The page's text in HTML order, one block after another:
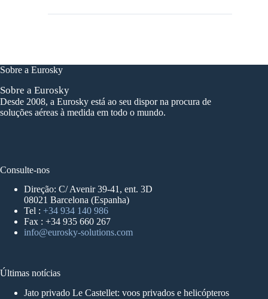
Sobre a Eurosky
Sobre a Eurosky
Desde 2008, a Eurosky está ao seu dispor na procura de
soluções aéreas à medida em todo o mundo.
Consulte-nos
Direção: C/ Avenir 39-41, ent. 3D
08021 Barcelona (Espanha)
Tel : +34 934 140 986
Fax : +34 935 660 267
info@eurosky-solutions.com
Últimas notícias
Jato privado Le Castellet: voos privados e helicópteros